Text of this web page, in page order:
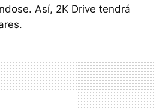
Así, 2K Drive tendrá